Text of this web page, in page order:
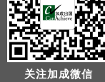
关注加成微信